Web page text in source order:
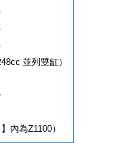
並列雙缸）
內為Z1100）